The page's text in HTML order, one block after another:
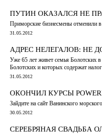
ПУТИН ОКАЗАЛСЯ НЕ
Приморские бизнесмены отменили
31.05.2012
АДРЕС НЕЛЕГАЛОВ: НЕ
Уже 65 лет живет семья Болотских
Болотских и которых содержат
31.05.2012
ОКОНЧИЛ КУРСЫ
Зайдите на сайт Ванинского
30.05.2012
СЕРЕБРЯНАЯ СВАДЬБА